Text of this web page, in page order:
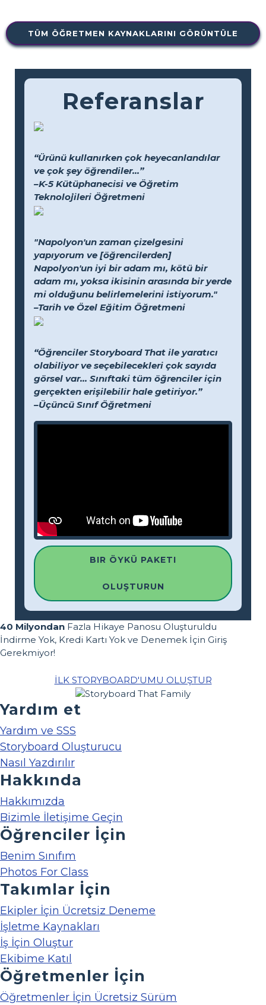
TÜM ÖĞRETMEN KAYNAKLARINI GÖRÜNTÜLE
Referanslar
“Ürünü kullanırken çok heyecanlandılar
ve çok şey öğrendiler...”
–K-5 Kütüphanecisi ve Öğretim
Teknolojileri Öğretmeni
"Napolyon'un zaman çizelgesini
yapıyorum ve [öğrencilerden]
Napolyon'un iyi bir adam mı, kötü bir
adam mı, yoksa ikisinin arasında bir yerde
mi olduğunu belirlemelerini istiyorum."
–Tarih ve Özel Eğitim Öğretmeni
“Öğrenciler Storyboard That ile yaratıcı
olabiliyor ve seçebilecekleri çok sayıda
görsel var... Sınıftaki tüm öğrenciler için
gerçekten erişilebilir hale getiriyor.”
–Üçüncü Sınıf Öğretmeni
BIR ÖYKÜ PAKETI
OLUŞTURUN
40 Milyondan Fazla Hikaye Panosu Oluşturuldu
İndirme Yok, Kredi Kartı Yok ve Denemek İçin Giriş
Gerekmiyor!
İLK STORYBOARD'UMU OLUŞTUR
Yardım et
Yardım ve SSS
Storyboard Oluşturucu
Nasıl Yazdırılır
Hakkında
Hakkımızda
Bizimle İletişime Geçin
Öğrenciler İçin
Benim Sınıfım
Photos For Class
Takımlar İçin
Ekipler İçin Ücretsiz Deneme
İşletme Kaynakları
İş İçin Oluştur
Ekibime Katıl
Öğretmenler İçin
Öğretmenler İçin Ücretsiz Sürüm